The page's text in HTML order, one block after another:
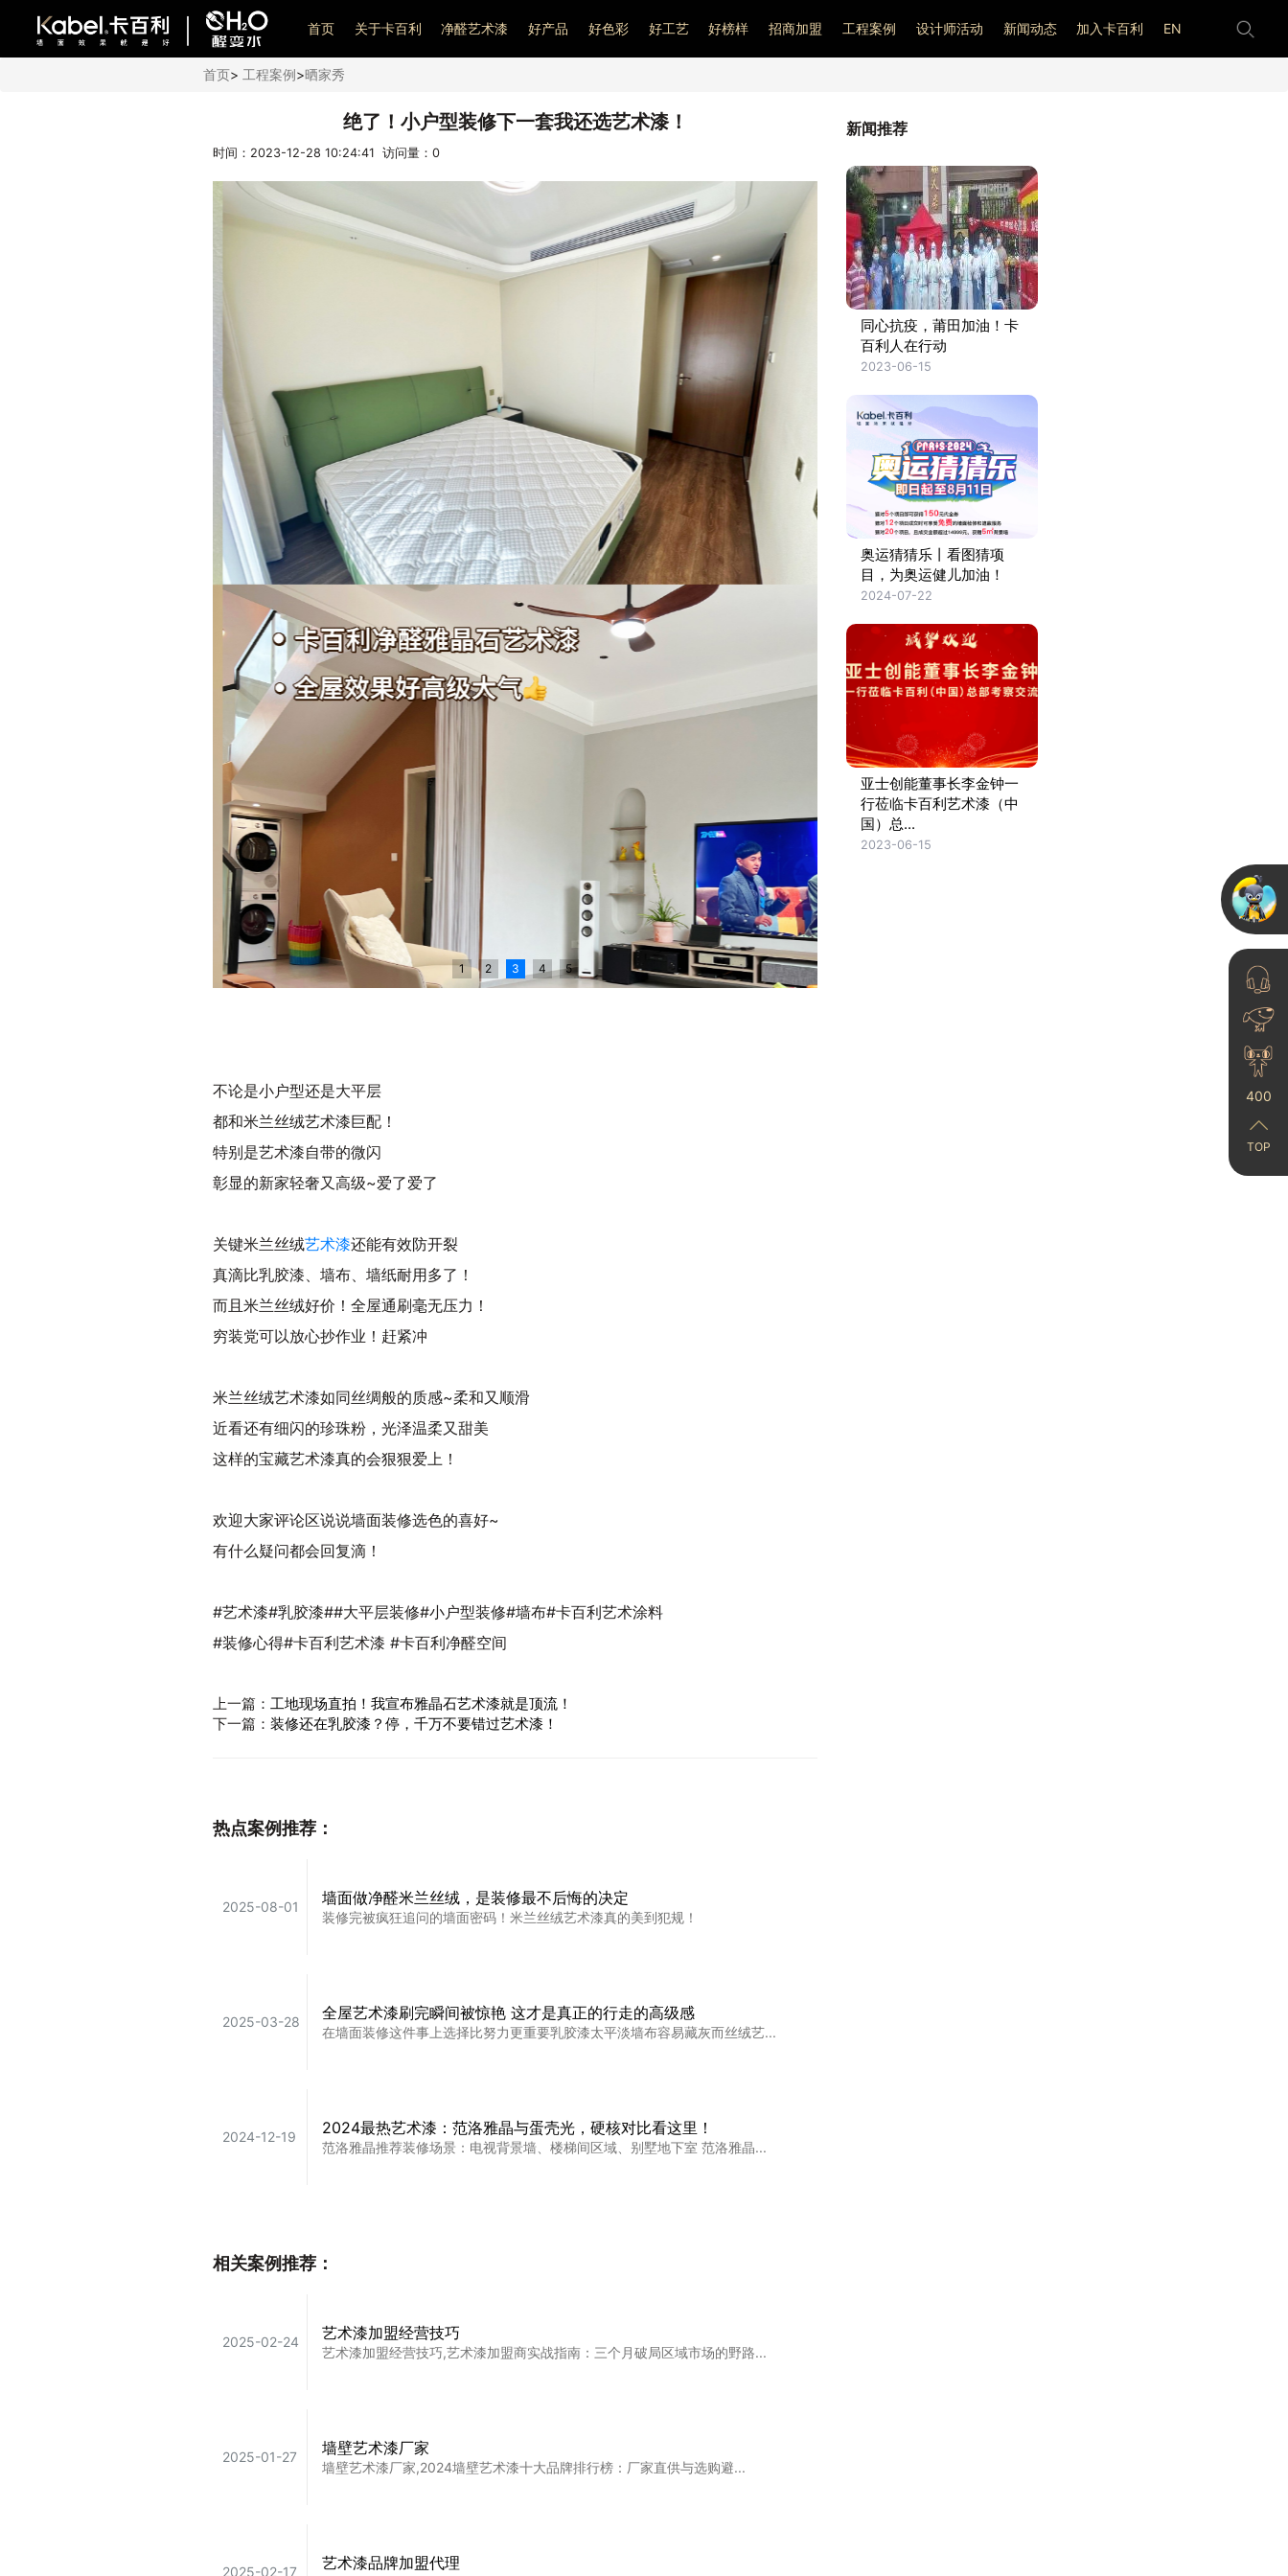
艺术漆加盟
首页 关于卡百利 净醛艺术漆 好产品 好色彩 好工艺 好榜样 招商加盟 工程案例 设计师活动 新闻动态 加入卡百利 EN
首页> 工程案例>晒家秀
绝了！小户型装修下一套我还选艺术漆！
时间：2023-12-28 10:24:41 访问量： 0
1 2 3 4 5
不论是小户型还是大平层
都和米兰丝绒艺术漆巨配！
特别是艺术漆自带的微闪
彰显的新家轻奢又高级~爱了爱了
关键米兰丝绒艺术漆还能有效防开裂
真滴比乳胶漆、墙布、墙纸耐用多了！
而且米兰丝绒好价！全屋通刷毫无压力！
穷装党可以放心抄作业！赶紧冲
米兰丝绒艺术漆如同丝绸般的质感~柔和又顺滑
近看还有细闪的珍珠粉，光泽温柔又甜美
这样的宝藏艺术漆真的会狠狠爱上！
欢迎大家评论区说说墙面装修选色的喜好~
有什么疑问都会回复滴！
#艺术漆#乳胶漆##大平层装修#小户型装修#墙布#卡百利艺术涂料
#装修心得#卡百利艺术漆 #卡百利净醛空间
上一篇： 工地现场直拍！我宣布雅晶石艺术漆就是顶流！
下一篇： 装修还在乳胶漆？停，千万不要错过艺术漆！
热点案例推荐：
2025-08-01 墙面做净醛米兰丝绒，是装修最不后悔的决定
装修完被疯狂追问的墙面密码！米兰丝绒艺术漆真的美到犯规！
2025-03-28 全屋艺术漆刷完瞬间被惊艳 这才是真正的行走的高级感
在墙面装修这件事上选择比努力更重要乳胶漆太平淡墙布容易藏灰而丝绒艺...
2024-12-19 2024最热艺术漆：范洛雅晶与蛋壳光，硬核对比看这里！
范洛雅晶推荐装修场景：电视背景墙、楼梯间区域、别墅地下室 范洛雅晶...
2025-02-28
装修不哭晕，直接抄作业，小白变师傅是不是还在到处找乳胶漆、墙布、艺...
颜值党&实用派的艺术漆💯实刷效果大公开
全屋艺术漆搭配技巧：电视墙、卧室、地下室全覆盖方案！
相关案例推荐：
2025-02-24 艺术漆加盟经营技巧
艺术漆加盟经营技巧,艺术漆加盟商实战指南：三个月破局区域市场的野路...
2025-01-27 墙壁艺术漆厂家
墙壁艺术漆厂家,2024墙壁艺术漆十大品牌排行榜：厂家直供与选购避...
2025-02-17 艺术漆品牌加盟代理
新闻推荐
同心抗疫，莆田加油！卡
百利人在行动
2023-06-15
奥运猜猜乐丨看图猜项
目，为奥运健儿加油！
2024-07-22
亚士创能董事长李金钟一
行莅临卡百利艺术漆（中
国）总...
2023-06-15
400
TOP